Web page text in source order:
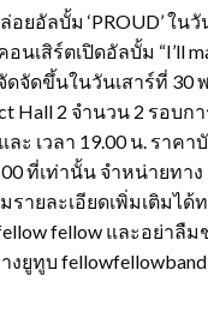
ยอัลบั้ม ‘PROUD’ ใน
นเสิร์ตเปิดอัลบั้ม “I’ll
ดจัดขึ้นในวันเสาร์ที่ 30
Hall 2 จำนวน 2 รอบก
ละ เวลา 19.00 น. ราคา
ที่เท่านั้น จำหน่ายทาง
รายละเอียดเพิ่มเติมได้
fellow และอย่าลื
งยูทูบ fellowfellowband